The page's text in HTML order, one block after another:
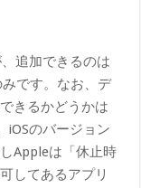
追加できるのは
です。なお、デ
きるかどうかは
iOSのバージョン
Appleは「休止時
してあるアプリ